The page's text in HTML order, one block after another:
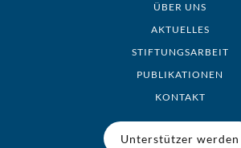
ÜBER UNS
AKTUELLES
STIFTUNGSARBEIT
PUBLIKATIONEN
KONTAKT
Unterstützer werden